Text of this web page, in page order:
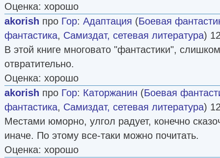
Оценка: хорошо
akorish про Гор: Адаптация (Боевая
фантастика, Самиздат, сетевая литература)
В этой книге многовато "фантастики",
отвратительно.
Оценка: хорошо
akorish про Гор: Каторжанин (Боевая
фантастика, Самиздат, сетевая литература)
Местами юморно, улгол радует, конечно
иначе. По этому все-таки можно почитать.
Оценка: хорошо